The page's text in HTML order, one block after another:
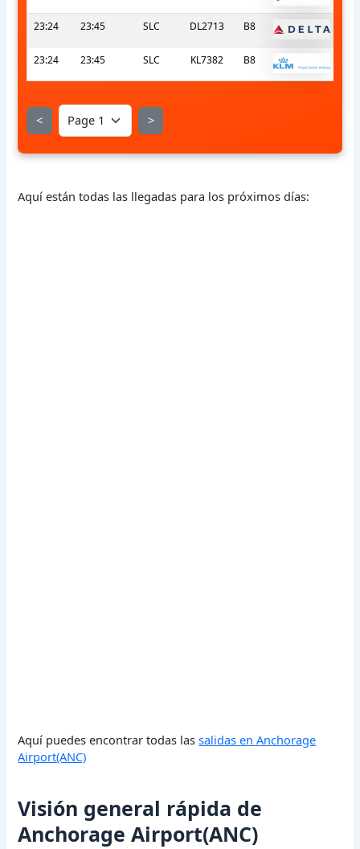
23:24 23:45 SLC DL2713 B8
23:24 23:45 SLC KL7382 B8
< >
Aquí están todas las llegadas para los próximos días:
Aquí puedes encontrar todas lassalidas en Anchorage
Airport(ANC)
Visión general rápida de
Anchorage Airport(ANC)